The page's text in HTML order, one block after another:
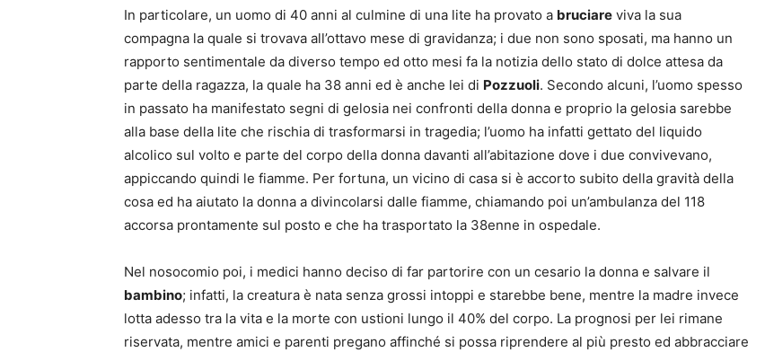
In particolare, un uomo di 40 anni al culmine di una lite ha provato a bruciare viva la sua
compagna la quale si trovava all’ottavo mese di gravidanza; i due non sono sposati, ma hanno un
rapporto sentimentale da diverso tempo ed otto mesi fa la notizia dello stato di dolce attesa da
parte della ragazza, la quale ha 38 anni ed è anche lei di Pozzuoli. Secondo alcuni, l’uomo spesso
in passato ha manifestato segni di gelosia nei confronti della donna e proprio la gelosia sarebbe
alla base della lite che rischia di trasformarsi in tragedia; l’uomo ha infatti gettato del liquido
alcolico sul volto e parte del corpo della donna davanti all’abitazione dove i due convivevano,
appiccando quindi le fiamme. Per fortuna, un vicino di casa si è accorto subito della gravità della
cosa ed ha aiutato la donna a divincolarsi dalle fiamme, chiamando poi un’ambulanza del 118
accorsa prontamente sul posto e che ha trasportato la 38enne in ospedale.
Nel nosocomio poi, i medici hanno deciso di far partorire con un cesario la donna e salvare il
bambino; infatti, la creatura è nata senza grossi intoppi e starebbe bene, mentre la madre invece
lotta adesso tra la vita e la morte con ustioni lungo il 40% del corpo. La prognosi per lei rimane
riservata, mentre amici e parenti pregano affinché si possa riprendere al più presto ed abbracciare